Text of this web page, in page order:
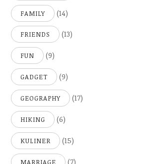
FAMILY (14)
FRIENDS (13)
FUN (9)
GADGET (9)
GEOGRAPHY (17)
HIKING (6)
KULINER (15)
MARRIAGE (7)